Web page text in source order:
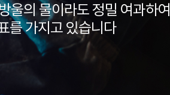
울의 물이라도 정밀 여과하여
를 가지고 있습니다